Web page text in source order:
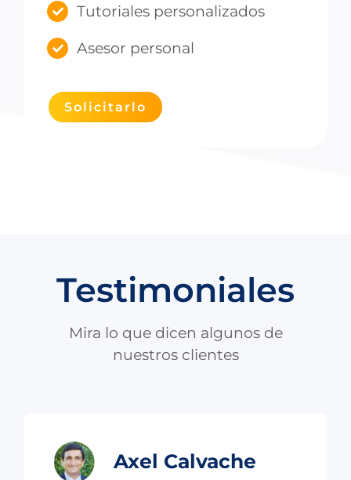
Tutoriales personalizados
Asesor personal
Solicitarlo
Testimoniales
Mira lo que dicen algunos de
nuestros clientes
Axel Calvache